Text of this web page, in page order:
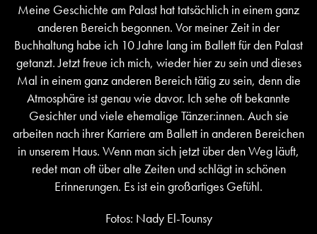
Meine Geschichte am Palast hat tatsächlich in einem ganz
anderen Bereich begonnen. Vor meiner Zeit in der
Buchhaltung habe ich 10 Jahre lang im Ballett für den Palast
getanzt. Jetzt freue ich mich, wieder hier zu sein und dieses
Mal in einem ganz anderen Bereich tätig zu sein, denn die
Atmosphäre ist genau wie davor. Ich sehe oft bekannte
Gesichter und viele ehemalige Tänzer:innen. Auch sie
arbeiten nach ihrer Karriere am Ballett in anderen Bereichen
in unserem Haus. Wenn man sich jetzt über den Weg läuft,
redet man oft über alte Zeiten und schlägt in schönen
Erinnerungen. Es ist ein großartiges Gefühl.
Fotos: Nady El-Tounsy